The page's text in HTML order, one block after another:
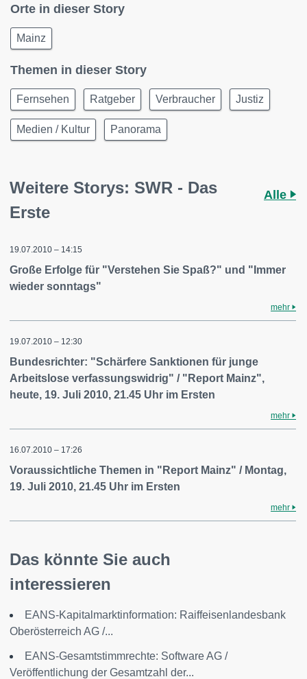
Orte in dieser Story
Mainz
Themen in dieser Story
Fernsehen Ratgeber Verbraucher Justiz
Medien / Kultur Panorama
Weitere Storys: SWR - Das
Erste
Alle
19.07.2010 – 14:15
Große Erfolge für "Verstehen Sie Spaß?" und "Immer
wieder sonntags"
mehr
19.07.2010 – 12:30
Bundesrichter: "Schärfere Sanktionen für junge
Arbeitslose verfassungswidrig" / "Report Mainz",
heute, 19. Juli 2010, 21.45 Uhr im Ersten
mehr
16.07.2010 – 17:26
Voraussichtliche Themen in "Report Mainz" / Montag,
19. Juli 2010, 21.45 Uhr im Ersten
mehr
Das könnte Sie auch
interessieren
EANS-Kapitalmarktinformation: Raiffeisenlandesbank
Oberösterreich AG /...
EANS-Gesamtstimmrechte: Software AG /
Veröffentlichung der Gesamtzahl der...